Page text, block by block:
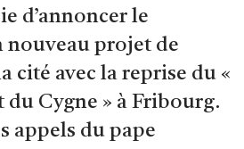
d’annoncer le
nouveau projet de
cité avec la reprise du «
du Cygne » à Fribourg.
appels du pape